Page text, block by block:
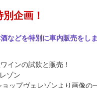
企画！
などを特別に車内販売をし
インの試飲と販売！
ゾン
ップヴェレゾンより画像の